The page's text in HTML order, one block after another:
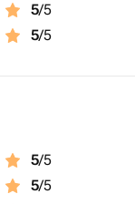
5/5
5/5
5/5
5/5